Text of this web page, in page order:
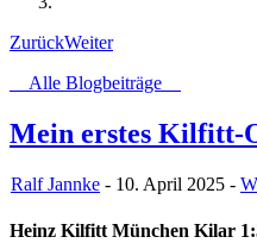
ZurückWeiter
Alle Blogbeiträge
Mein erstes Kilfitt-
Ralf Jannke - 10. April 2025 -
Heinz Kilfitt München Kilar